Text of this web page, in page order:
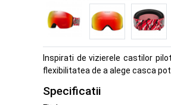
Inspirati de vizierele castilor
flexibilitatea de a alege casca
Specificatii